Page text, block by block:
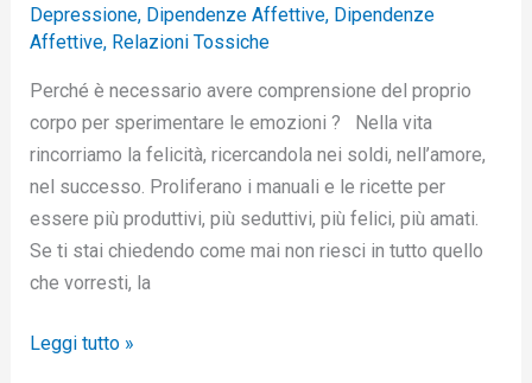
Depressione, Dipendenze Affettive, Dipendenze
Affettive, Relazioni Tossiche
Perché è necessario avere comprensione del proprio
corpo per sperimentare le emozioni ? Nella vita
rincorriamo la felicità, ricercandola nei soldi, nell’amore,
nel successo. Proliferano i manuali e le ricette per
essere più produttivi, più seduttivi, più felici, più amati.
Se ti stai chiedendo come mai non riesci in tutto quello
che vorresti, la
Leggi tutto »